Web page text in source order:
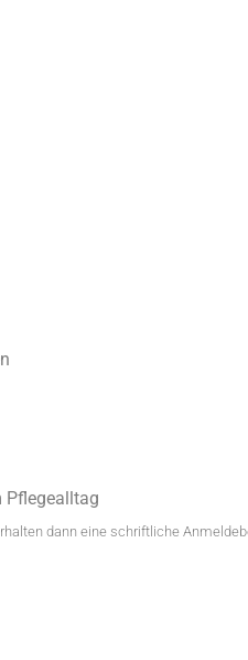
Pflegealltag
dann eine schriftliche